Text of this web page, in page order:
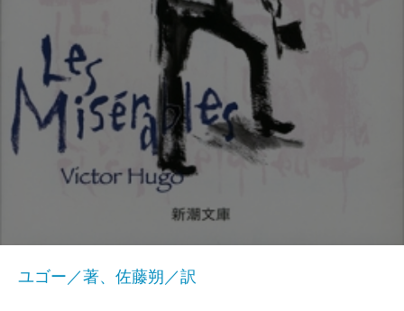
ユゴー／著、佐藤朔／訳